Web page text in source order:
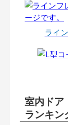
ライ
室内ドア
ランキン